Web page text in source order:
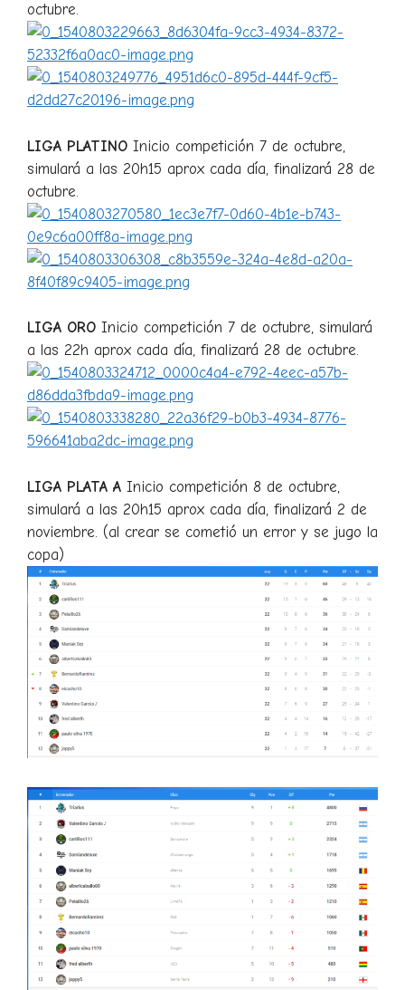
octubre.
LIGA PLATINO Inicio competición 7 de octubre,
simulará a las 20h15 aprox cada día, finalizará 28 de
octubre.
LIGA ORO Inicio competición 7 de octubre, simulará
a las 22h aprox cada día, finalizará 28 de octubre.
LIGA PLATA A Inicio competición 8 de octubre,
simulará a las 20h15 aprox cada día, finalizará 2 de
noviembre. (al crear se cometió un error y se jugo la
copa)